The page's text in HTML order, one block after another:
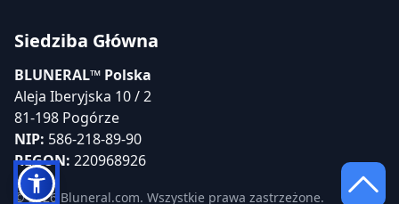
Siedziba Główna
BLUNERAL™ Polska
Aleja Iberyjska 10 / 2
81-198 Pogórze
NIP: 586-218-89-90
REGON: 220968926
© 2026 Bluneral.com. Wszystkie prawa zastrzeżone.